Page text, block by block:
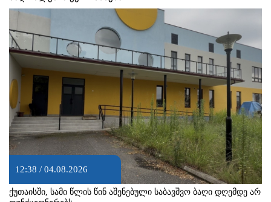
12:38 / 04.08.2026
ქუთაისში, სამი წლის წინ აშენებული საბავშვო ბაღი დღემდე არ